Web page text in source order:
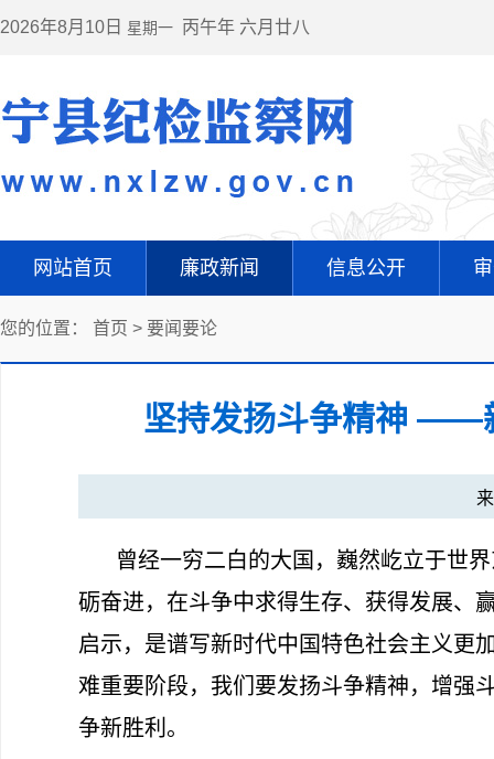
2026年8月10日 星期一 丙午年 六月廿八
网站首页 廉政新闻 信息公开
您的位置： 首页 > 要闻要论
坚持发扬斗争精神 ——
曾经一穷二白的大国，巍然屹立于世
砺奋进，在斗争中求得生存、获得发展、
启示，是谱写新时代中国特色社会主义更
难重要阶段，我们要发扬斗争精神，增强
争新胜利。